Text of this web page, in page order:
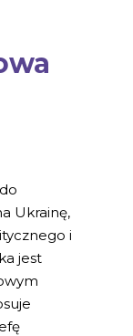
Ukrainę,
i
jest